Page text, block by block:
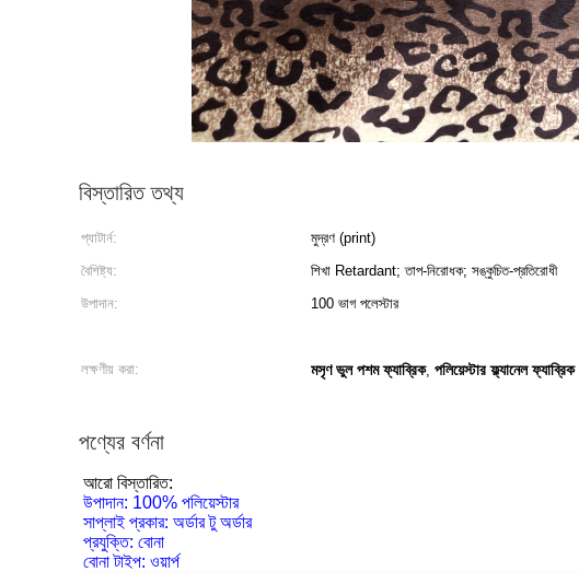
বিস্তারিত তথ্য
প্যাটার্ন: মুদ্রণ (print)
বৈশিষ্ট্য:
শিখা Retardant; তাপ-নিরোধক; সঙ্কুচিত-প্রতিরোধী
উপাদান:
100 ভাগ পলেস্টার
লক্ষণীয় করা:
মসৃণ ভুল পশম ফ্যাব্রিক, পলিয়েস্টার ফ্ল্যানেল ফ্যাব্রিক
পণ্যের বর্ণনা
আরো বিস্তারিত:
উপাদান: 100% পলিয়েস্টার
সাপ্লাই প্রকার: অর্ডার টু অর্ডার
প্রযুক্তি: বোনা
বোনা টাইপ: ওয়ার্প